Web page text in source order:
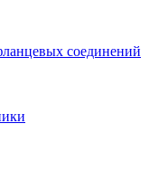
соединений